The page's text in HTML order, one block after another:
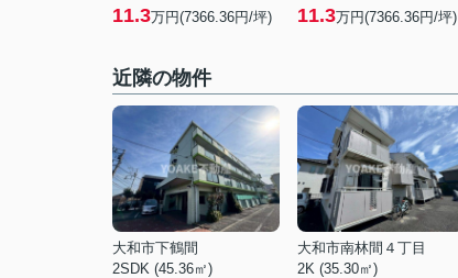
11.3万円(7366.36円/坪) 11.3万円(7366.36円/坪)
近隣の物件
大和市下鶴間
2SDK (45.36㎡)
大和市南林間４丁目
2K (35.30㎡)